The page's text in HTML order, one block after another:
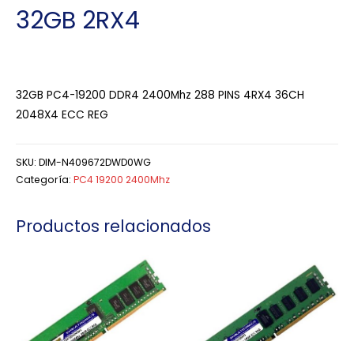
32GB 2RX4
32GB PC4-19200 DDR4 2400Mhz 288 PINS 4RX4 36CH
2048X4 ECC REG
SKU: DIM-N409672DWD0WG
Categoría: PC4 19200 2400Mhz
Productos relacionados